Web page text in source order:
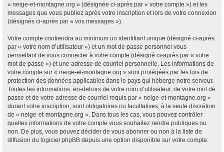
« neige-et-montagne.org » (désignée ci-après par « votre compte ») et les
messages que vous publiez après votre inscription et lors de votre connexion
(désignés ci-après par « vos messages »).
Votre compte contiendra au minimum un identifiant unique (désigné ci-après
par « votre nom d’utilisateur ») et un mot de passe personnel vous
permettant de vous connecter à votre compte (désigné ci-après par « votre
mot de passe ») et une adresse de courriel personnelle. Les informations de
votre compte sur « neige-et-montagne.org » sont protégées par les lois de
protection des données applicables dans le pays qui héberge notre serveur.
Toutes les informations, en-dehors de votre nom d’utilisateur, de votre mot de
passe et de votre adresse de courriel requis par « neige-et-montagne.org »
durant votre inscription, sont obligatoires ou facultatives, à la seule discrétion
de « neige-et-montagne.org ». Dans tous les cas, vous pouvez contrôler
quelles informations de votre compte vous souhaitez rendre publiques ou
non. De plus, vous pouvez décider de vous abonner ou non à la liste de
diffusion du logiciel phpBB depuis une option disponible sur votre compte.